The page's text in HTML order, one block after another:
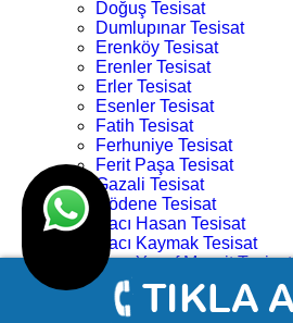
Doğuş Tesisat
Dumlupınar Tesisat
Erenköy Tesisat
Erenler Tesisat
Erler Tesisat
Esenler Tesisat
Fatih Tesisat
Ferhuniye Tesisat
Ferit Paşa Tesisat
Gazali Tesisat
Gödene Tesisat
Hacı Hasan Tesisat
Hacı Kaymak Tesisat
Hacı Yusuf Mescit Tesisat
Hacıveyiszade Tesisat
Hamza Oğlu Tesisat